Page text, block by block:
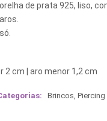
de prata 925, liso,
2 cm | aro menor 1,2 cm
Brincos, Piercing